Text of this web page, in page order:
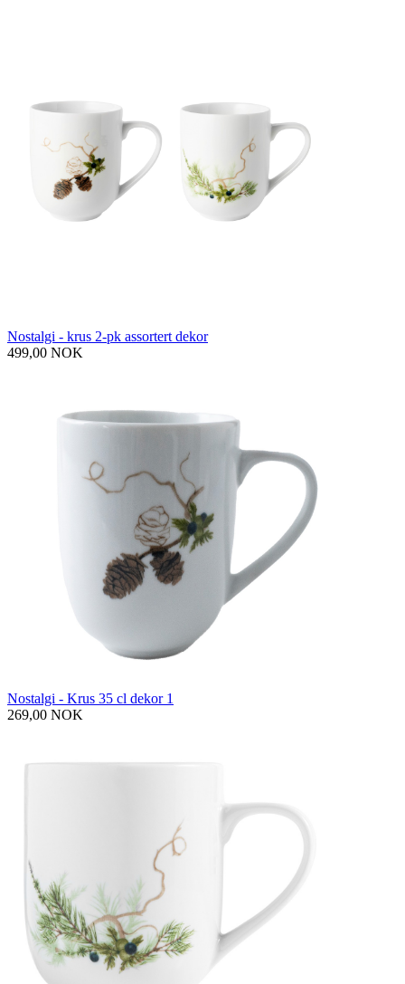
Nostalgi - krus 2-pk assortert dekor
499,00 NOK
Nostalgi - Krus 35 cl dekor 1
269,00 NOK